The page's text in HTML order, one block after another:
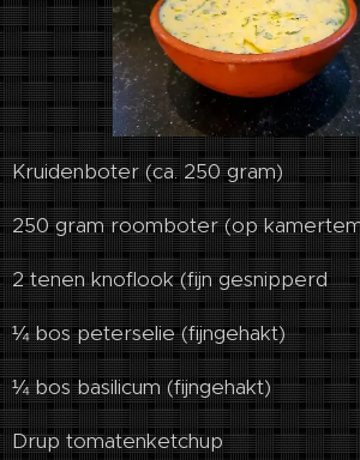
Kruidenboter (ca. 250 gram)
250 gram roomboter (op
2 tenen knoflook (fijn gesnipperd
¼ bos peterselie (fijngehakt)
¼ bos basilicum (fijngehakt)
Drup tomatenketchup